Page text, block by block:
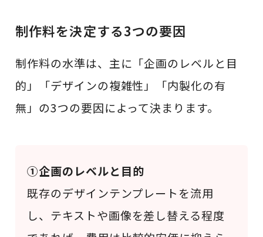
制作料を決定する3つの要因
制作料の水準は、主に「企画のレベルと目
的」「デザインの複雑性」「内製化の有
無」の3つの要因によって決まります。
①企画のレベルと目的
既存のデザインテンプレートを流用
し、テキストや画像を差し替える程度